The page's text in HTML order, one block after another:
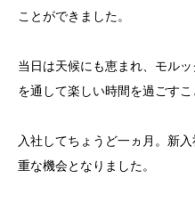
ことができました。
当日は天候にも恵まれ、モル
を通して楽しい時間を過ごすこ
入社してちょうど一ヵ月。新
重な機会となりました。